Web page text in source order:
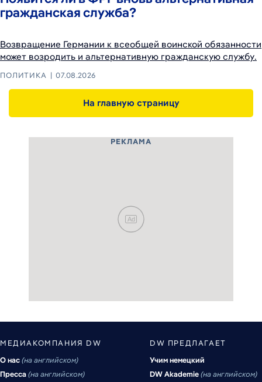
гражданская служба?
Возвращение Германии к всеобщей воинской обязанности
может возродить и альтернативную гражданскую службу.
ПОЛИТИКА 07.08.2026
На главную страницу
РЕКЛАМА
Ad
МЕДИАКОМПАНИЯ DW
О нас на английском
Пресса на английском
DW ПРЕДЛАГАЕТ
Учим немецкий
DW Akademie на английском